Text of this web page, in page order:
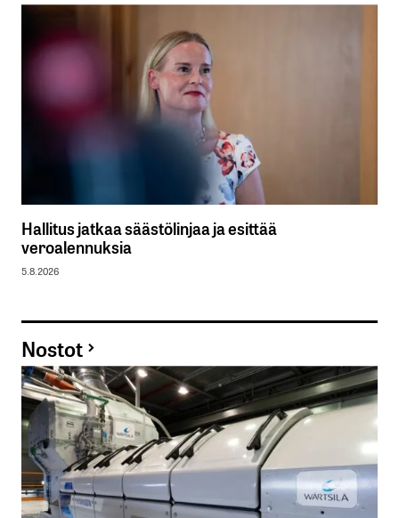
Hallitus jatkaa säästölinjaa ja esittää
veroalennuksia
5.8.2026
Nostot